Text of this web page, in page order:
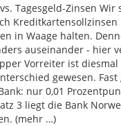
Tagesgeld-Zinsen
Kreditkartensollzinsen
in Waage halten.
auseinander - hier
Vorreiter ist
gewesen.
nur 0,01
3 liegt die Bank
(mehr …)